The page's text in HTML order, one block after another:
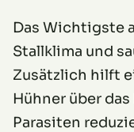
Das Wichtigste
Stallklima und
Zusätzlich hilft
Hühner über
Parasiten